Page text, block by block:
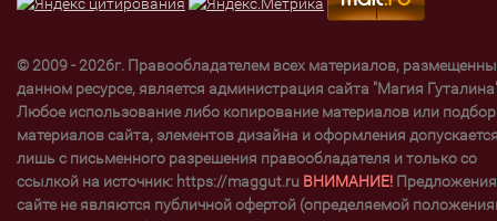
© 2009 - 2026г. Правообладателем всех материалов,
данном ресурсе, является администрация сайта "Магия
Любое использование либо копирование материалов или
материалов сайта, элементов дизайна и оформления
лишь с письменного разрешения правообладателя и только со
ссылкой на источник: https://maggut.ru ВНИМАНИЕ!
сайте не являются публичной офертой (определяемой